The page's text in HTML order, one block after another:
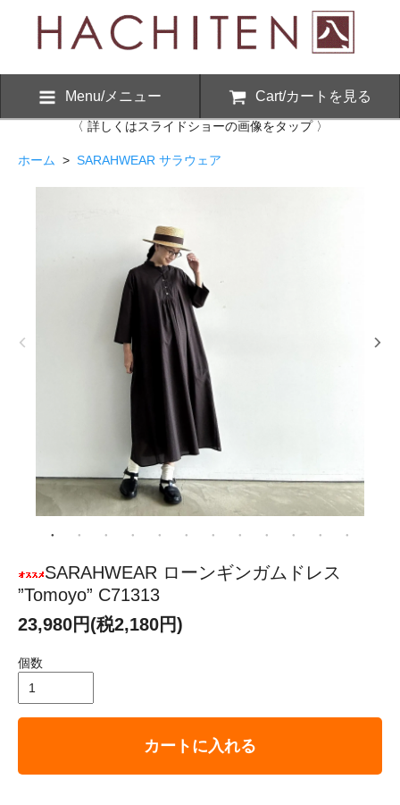
Menu/メニュー Cart/カートを見る
〈 詳しくはスライドショーの画像をタップ 〉
ホーム > SARAHWEAR サラウェア
SARAHWEAR ローンギンガムドレス
”Tomoyo” C71313
23,980円(税2,180円)
個数
カートに入れる